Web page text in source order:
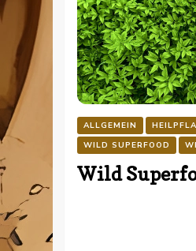
ALLGEMEIN
WILD SUPERFOOD
Wild